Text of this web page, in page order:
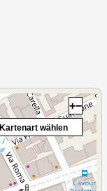
+−
Kartenart wählen